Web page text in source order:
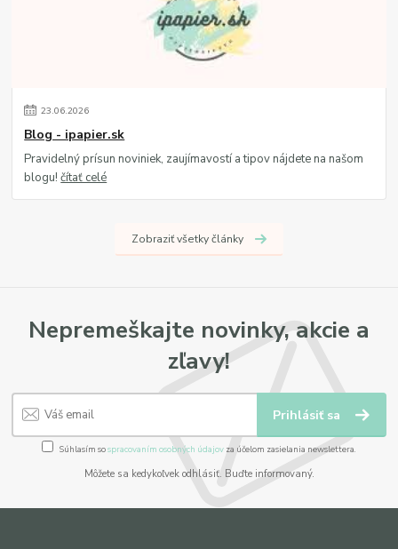
23.06.2026
Blog - ipapier.sk
Pravidelný prísun noviniek, zaujímavostí a tipov nájdete na našom
blogu!čítať celé
Zobraziť všetky články
Nepremeškajte novinky, akcie a
zľavy!
Prihlásiť sa
Súhlasím sospracovaním osobných údajov za účelom zasielania newslettera.
Môžete sa kedykoľvek odhlásiť. Buďte informovaný.